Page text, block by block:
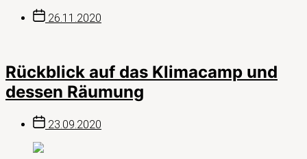
Beitragsdatum
26.11.2020
Rückblick auf das Klimacamp und
dessen Räumung
Beitragsdatum
23.09.2020